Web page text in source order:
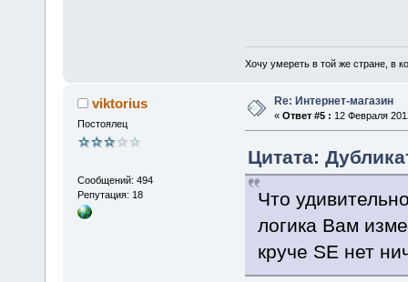
Хочу умереть в той же стране, в
viktorius
Постоялец
Сообщений: 494
Репутация: 18
Re: Интернет-магазин
« Ответ #5 : 12 Февраля
Цитата:
Что
логика Вам
круче SE нет